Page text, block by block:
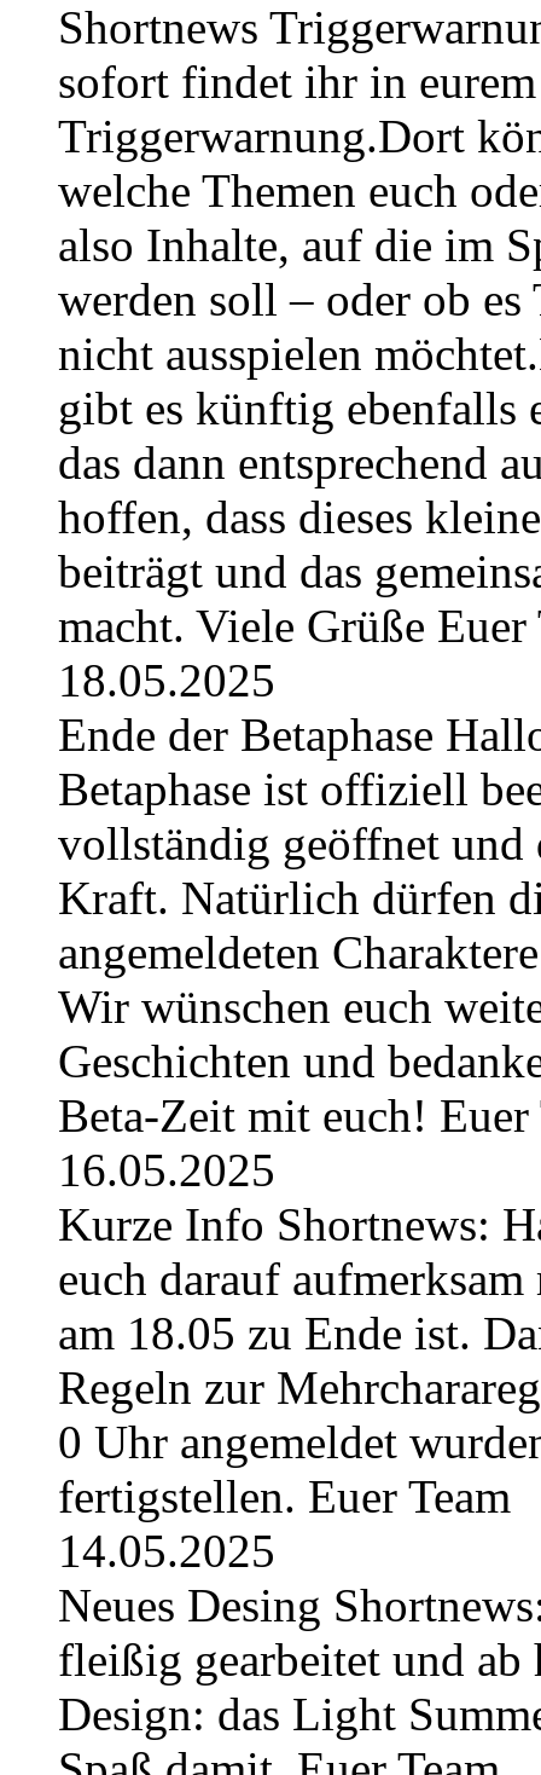
Shortnews
sofort findet ihr in
Triggerwarnung.Dort
welche Themen euch
also Inhalte, auf die im
werden soll – oder ob
nicht ausspielen
gibt es künftig ebenfalls
das dann entsprechend
hoffen, dass dieses
beiträgt und das
macht. Viele Grüße Euer
18.05.2025
Ende der Betaphase
Betaphase ist offiziell
vollständig geöffnet und
Kraft. Natürlich dürfen
angemeldeten
Wir wünschen euch
Geschichten und
Beta-Zeit mit euch! Euer
16.05.2025
Kurze Info Shortnews:
euch darauf aufmerksam
am 18.05 zu Ende ist.
Regeln zur
0 Uhr angemeldet
fertigstellen. Euer Team
14.05.2025
Neues Desing
fleißig gearbeitet und ab
Design: das Light